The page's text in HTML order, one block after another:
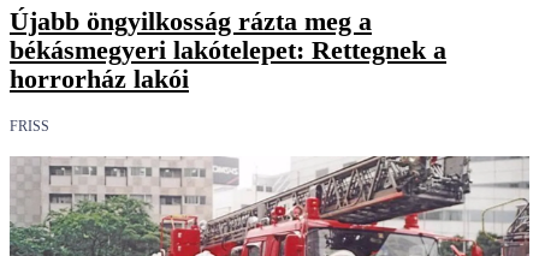
Újabb öngyilkosság rázta meg a
békásmegyeri lakótelepet: Rettegnek a
horrorház lakói
FRISS